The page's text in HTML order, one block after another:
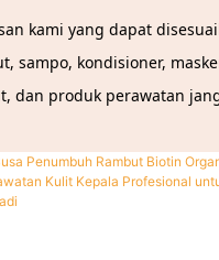
kami yang dapat
kondisioner,
dan produk perawatan